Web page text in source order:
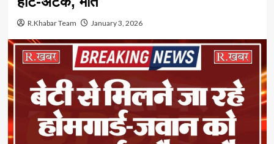
R.Khabar Team January 3, 2026